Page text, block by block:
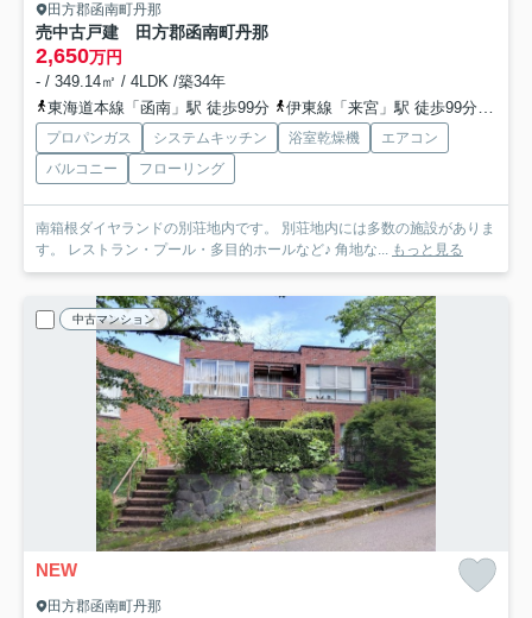
田方郡函南町丹那
売中古戸建 田方郡函南町丹那
2,650万円
- / 349.14㎡ / 4LDK /築34年
東海道本線「函南」駅 徒歩99分
伊東線「来宮」駅 徒歩99分
プロパンガス システムキッチン 浴室乾燥機
エアコン
バルコニー
フローリング
南箱根ダイヤランドの別荘地内です。 別荘地内には多数の施設がありま
す。 レストラン・プール・多目的ホールなど♪ 角地な... もっと見る
中古マンション
NEW
田方郡函南町丹那